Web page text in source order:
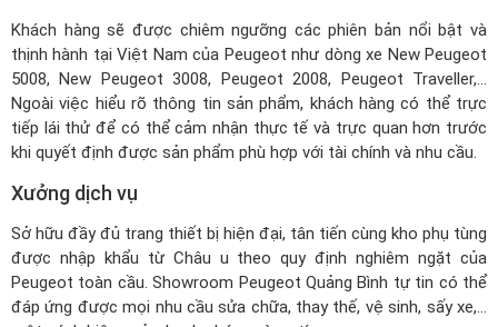
Khách hàng sẽ được chiêm ngưỡng các phiên bản nổi bật và
thịnh hành tại Việt Nam của Peugeot như dòng xe New Peugeot
5008, New Peugeot 3008, Peugeot 2008, Peugeot Traveller,...
Ngoài việc hiểu rõ thông tin sản phẩm, khách hàng có thể trực
tiếp lái thử để có thể cảm nhận thực tế và trực quan hơn trước
khi quyết định được sản phẩm phù hợp với tài chính và nhu cầu.
Xưởng dịch vụ
Sở hữu đầy đủ trang thiết bị hiện đại, tân tiến cùng kho phụ tùng
được nhập khẩu từ Châu u theo quy định nghiêm ngặt của
Peugeot toàn cầu. Showroom Peugeot Quảng Bình tự tin có thể
đáp ứng được mọi nhu cầu sửa chữa, thay thế, vệ sinh, sấy xe,...